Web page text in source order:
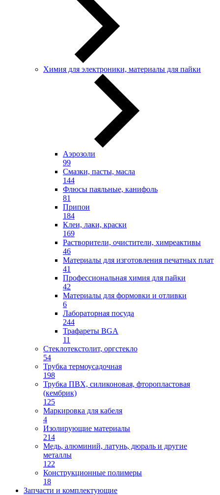
Химия для электроники, материалы для пайки
Аэрозоли
99
Смазки, пасты, масла
144
Флюсы паяльные, канифоль
81
Припои
184
Клеи, лаки, краски
169
Растворители, очистители, химреактивы
46
Материалы для изготовления печатных плат
41
Профессиональная химия для пайки
42
Материалы для формовки и отливки
6
Лабораторная посуда
244
Трафареты BGA
11
Стеклотекстолит, оргстекло
54
Трубка термоусадочная
198
Трубка ПВХ, силиконовая, фторопластовая
(кембрик)
125
Маркировка для кабеля
4
Изолирующие материалы
214
Медь, алюминий, латунь, дюраль и другие
металлы
122
Конструкционные полимеры
18
Запчасти и комплектующие